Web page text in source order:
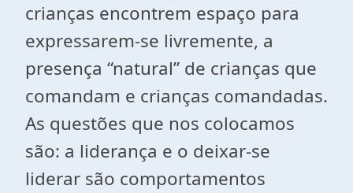
crianças encontrem espaço para
expressarem-se livremente, a
presença “natural” de crianças que
comandam e crianças comandadas.
As questões que nos colocamos
são: a liderança e o deixar-se
liderar são comportamentos